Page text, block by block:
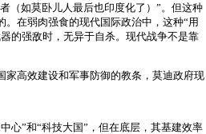
（如莫卧儿人最后也印度化了）”。但这种
。在弱肉强食的现代国际政治中，这种“用
的强敌时，无异于自杀。现代战争不是靠
家高效建设和军事防御的教条，莫迪政府现
心”和“科技大国”，但在底层，其基建效率